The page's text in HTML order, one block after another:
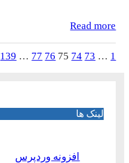
Read more
1
…
73
74
75
76
77
…
139
لینک ها
افزونه وردپرس